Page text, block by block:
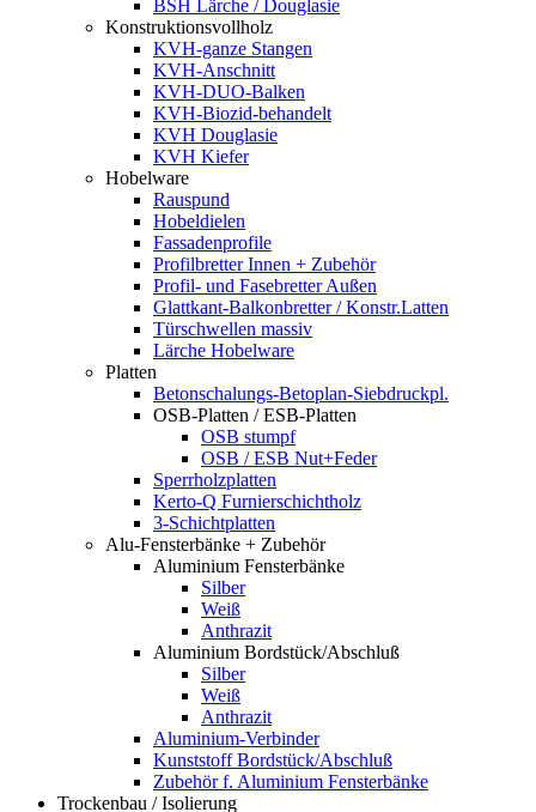
BSH Lärche / Douglasie
Konstruktionsvollholz
KVH-ganze Stangen
KVH-Anschnitt
KVH-DUO-Balken
KVH-Biozid-behandelt
KVH Douglasie
KVH Kiefer
Hobelware
Rauspund
Hobeldielen
Fassadenprofile
Profilbretter Innen + Zubehör
Profil- und Fasebretter Außen
Glattkant-Balkonbretter / Konstr.Latten
Türschwellen massiv
Lärche Hobelware
Platten
Betonschalungs-Betoplan-Siebdruckpl.
OSB-Platten / ESB-Platten
OSB stumpf
OSB / ESB Nut+Feder
Sperrholzplatten
Kerto-Q Furnierschichtholz
3-Schichtplatten
Alu-Fensterbänke + Zubehör
Aluminium Fensterbänke
Silber
Weiß
Anthrazit
Aluminium Bordstück/Abschluß
Silber
Weiß
Anthrazit
Aluminium-Verbinder
Kunststoff Bordstück/Abschluß
Zubehör f. Aluminium Fensterbänke
Trockenbau / Isolierung